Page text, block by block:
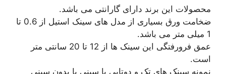
محصولات این برند دارای گارانتی می باشد.
ضخامت ورق بسیاری از مدل های سینک استیل از 0.6 تا
1 میلی متر می باشد.
عمق فرورفتگی این سینک ها از 12 تا 20 سانتی متر
است.
نمونه سینک های تک و دوتایی با سینی یا بدون سینی